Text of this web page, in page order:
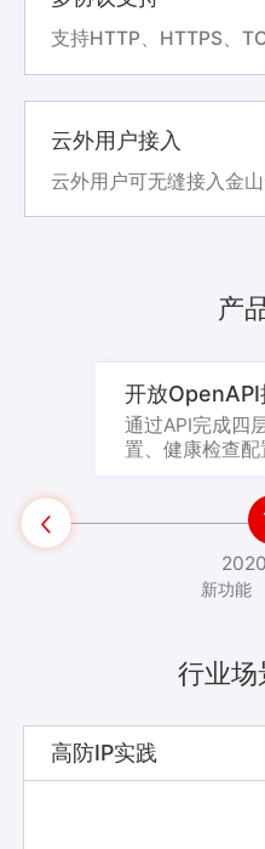
支持HTTP、HTTPS、
云外用户接入
云外用户可无缝接入金
产

开放OpenAPI
通过API完成四
置、健康检查
新功能
行业场
高防IP实践